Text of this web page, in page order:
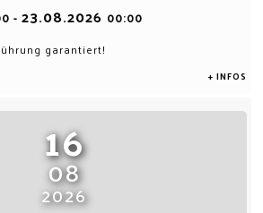
- 23.08.2026 00:00
garantiert!
+ INFOS
16
08
2026